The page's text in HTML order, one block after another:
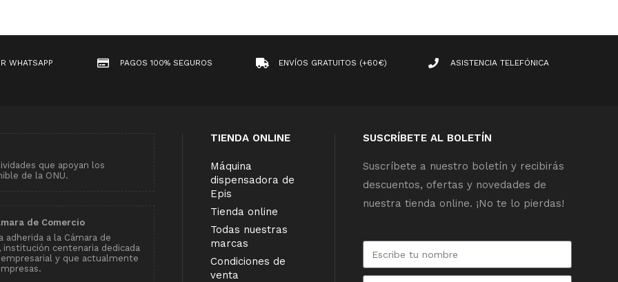
WHATSAPP PAGOS 100% SEGUROS ENVÍOS GRATUITOS (+60€) ASISTENCIA TELEFÓNICA
que apoyan los
de la ONU.
de Comercio
adherida a la Cámara de
institución centenaria dedicada
y que actualmente
TIENDA ONLINE
Máquina
dispensadora de
Epis
Tienda online
Todas nuestras
marcas
Condiciones de
venta
SUSCRÍBETE AL BOLETÍN
Suscríbete a nuestro boletín y recibirás
descuentos, ofertas y novedades de
nuestra tienda online. ¡No te lo pierdas!